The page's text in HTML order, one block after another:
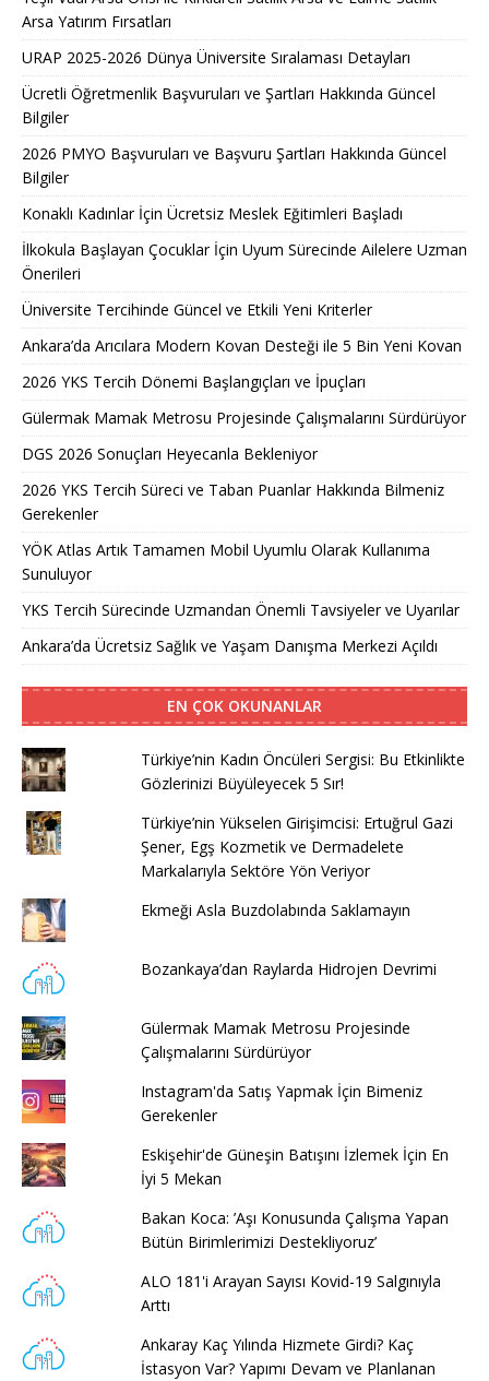
Arsa Yatırım Fırsatları
URAP 2025-2026 Dünya Üniversite Sıralaması Detayları
Ücretli Öğretmenlik Başvuruları ve Şartları Hakkında Güncel
Bilgiler
2026 PMYO Başvuruları ve Başvuru Şartları Hakkında Güncel
Bilgiler
Konaklı Kadınlar İçin Ücretsiz Meslek Eğitimleri Başladı
İlkokula Başlayan Çocuklar İçin Uyum Sürecinde Ailelere Uzman
Önerileri
Üniversite Tercihinde Güncel ve Etkili Yeni Kriterler
Ankara’da Arıcılara Modern Kovan Desteği ile 5 Bin Yeni Kovan
2026 YKS Tercih Dönemi Başlangıçları ve İpuçları
Gülermak Mamak Metrosu Projesinde Çalışmalarını Sürdürüyor
DGS 2026 Sonuçları Heyecanla Bekleniyor
2026 YKS Tercih Süreci ve Taban Puanlar Hakkında Bilmeniz
Gerekenler
YÖK Atlas Artık Tamamen Mobil Uyumlu Olarak Kullanıma
Sunuluyor
YKS Tercih Sürecinde Uzmandan Önemli Tavsiyeler ve Uyarılar
Ankara’da Ücretsiz Sağlık ve Yaşam Danışma Merkezi Açıldı
EN ÇOK OKUNANLAR
Türkiye’nin Kadın Öncüleri Sergisi: Bu Etkinlikte
Gözlerinizi Büyüleyecek 5 Sır!
Türkiye’nin Yükselen Girişimcisi: Ertuğrul Gazi
Şener, Egş Kozmetik ve Dermadelete
Markalarıyla Sektöre Yön Veriyor
Ekmeği Asla Buzdolabında Saklamayın
Bozankaya’dan Raylarda Hidrojen Devrimi
Gülermak Mamak Metrosu Projesinde
Çalışmalarını Sürdürüyor
Instagram'da Satış Yapmak İçin Bimeniz
Gerekenler
Eskişehir'de Güneşin Batışını İzlemek İçin En
İyi 5 Mekan
Bakan Koca: ’Aşı Konusunda Çalışma Yapan
Bütün Birimlerimizi Destekliyoruz’
ALO 181'i Arayan Sayısı Kovid-19 Salgınıyla
Arttı
Ankaray Kaç Yılında Hizmete Girdi? Kaç
İstasyon Var? Yapımı Devam ve Planlanan